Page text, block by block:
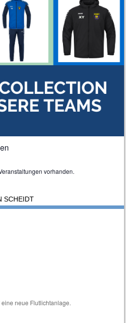
vorhanden.
SCHEIDT
neue Flutlichtanlage.